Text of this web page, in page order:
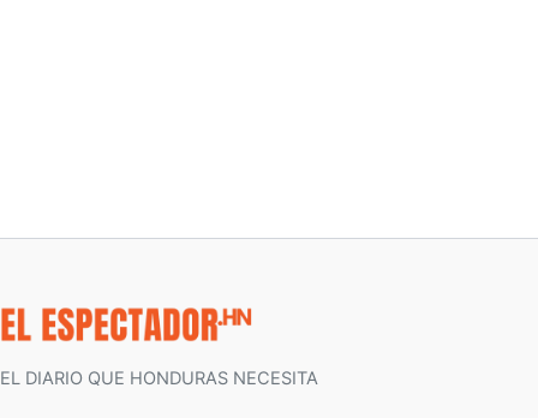
EL DIARIO QUE HONDURAS NECESITA